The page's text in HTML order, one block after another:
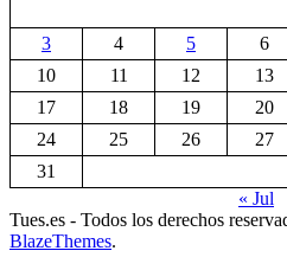
3
4 5 6
10
11 12 13
17
18 19 20
24
25 26 27
31
« Jul
Tues.es - Todos los derechos
BlazeThemes.